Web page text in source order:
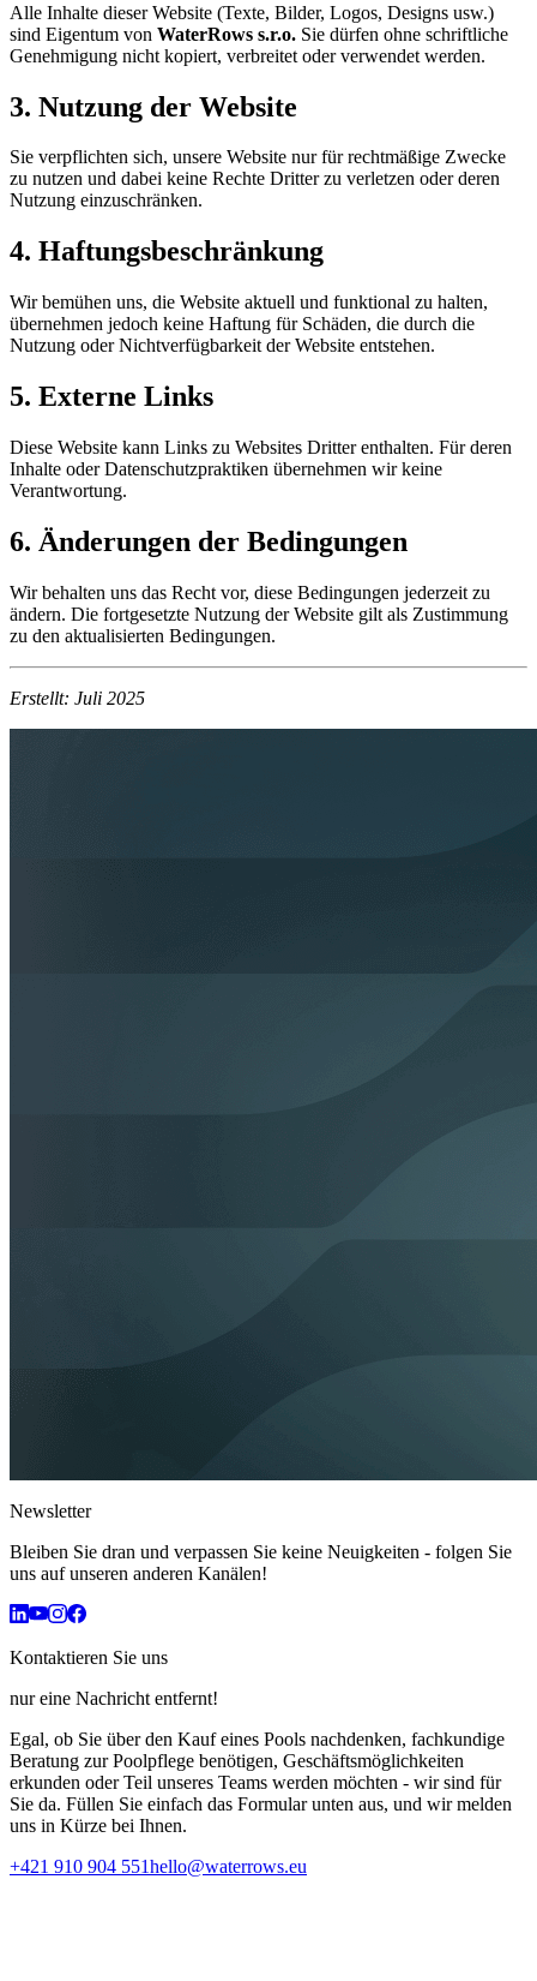
Alle Inhalte dieser Website (Texte, Bilder, Logos, Designs usw.)
sind Eigentum von WaterRows s.r.o. Sie dürfen ohne schriftliche
Genehmigung nicht kopiert, verbreitet oder verwendet werden.
3. Nutzung der Website
Sie verpflichten sich, unsere Website nur für rechtmäßige Zwecke
zu nutzen und dabei keine Rechte Dritter zu verletzen oder deren
Nutzung einzuschränken.
4. Haftungsbeschränkung
Wir bemühen uns, die Website aktuell und funktional zu halten,
übernehmen jedoch keine Haftung für Schäden, die durch die
Nutzung oder Nichtverfügbarkeit der Website entstehen.
5. Externe Links
Diese Website kann Links zu Websites Dritter enthalten. Für deren
Inhalte oder Datenschutzpraktiken übernehmen wir keine
Verantwortung.
6. Änderungen der Bedingungen
Wir behalten uns das Recht vor, diese Bedingungen jederzeit zu
ändern. Die fortgesetzte Nutzung der Website gilt als Zustimmung
zu den aktualisierten Bedingungen.
Erstellt: Juli 2025
Newsletter
Bleiben Sie dran und verpassen Sie keine Neuigkeiten - folgen Sie
uns auf unseren anderen Kanälen!
Kontaktieren Sie uns
nur eine Nachricht entfernt!
Egal, ob Sie über den Kauf eines Pools nachdenken, fachkundige
Beratung zur Poolpflege benötigen, Geschäftsmöglichkeiten
erkunden oder Teil unseres Teams werden möchten - wir sind für
Sie da. Füllen Sie einfach das Formular unten aus, und wir melden
uns in Kürze bei Ihnen.
+421 910 904 551hello@waterrows.eu